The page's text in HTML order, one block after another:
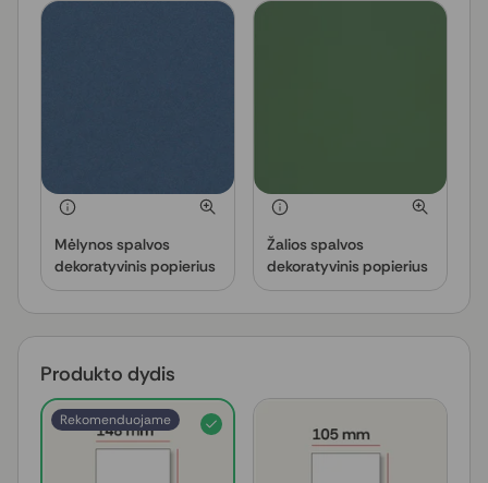
Mėlynos spalvos
dekoratyvinis popierius
Žalios spalvos
dekoratyvinis popierius
Produkto dydis
Rekomenduojame